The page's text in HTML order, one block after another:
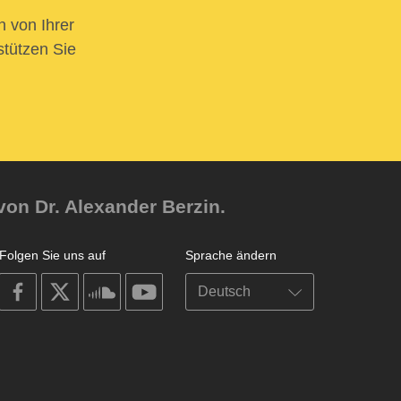
von Ihrer
Sie
Dr. Alexander Berzin.
Sprache ändern
Folgen Sie uns auf
on
facebook
on
on
soundcloudyoutube